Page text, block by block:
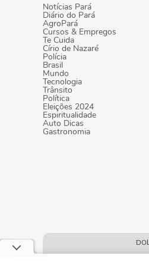
Notícias Pará
Diário do Pará
AgroPará
Cursos & Empregos
Te Cuida
Círio de Nazaré
Polícia
Brasil
Mundo
Tecnologia
Trânsito
Política
Eleições 2024
Espiritualidade
Auto Dicas
Gastronomia